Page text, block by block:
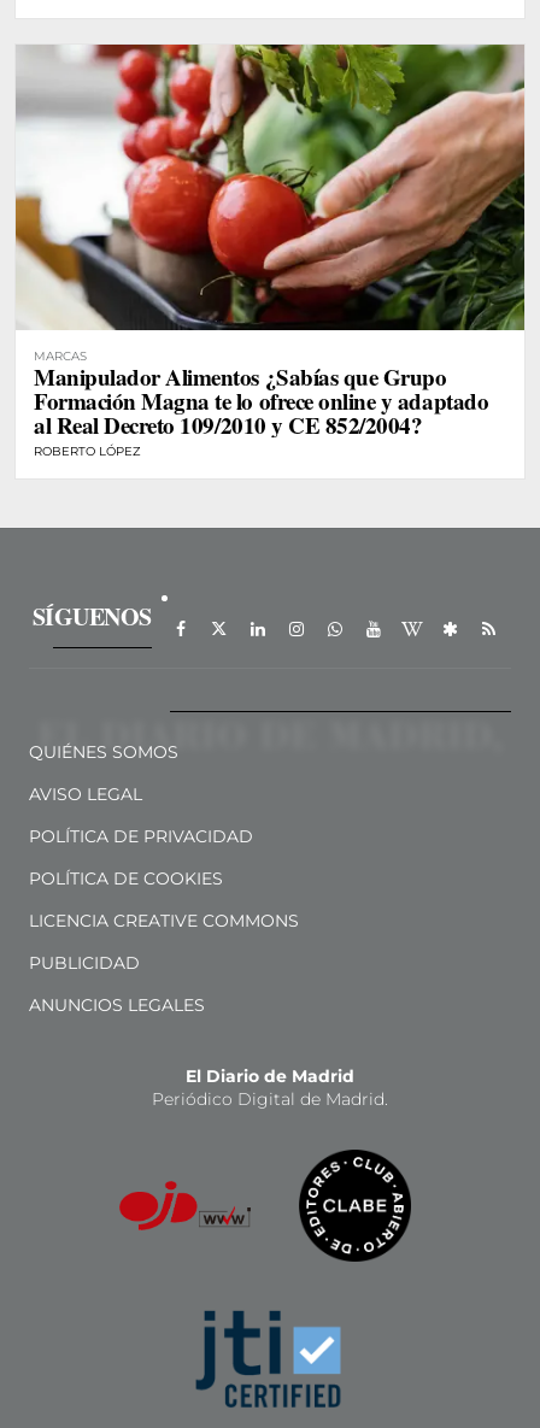
MARCAS
Manipulador Alimentos ¿Sabías que Grupo
Formación Magna te lo ofrece online y adaptado
al Real Decreto 109/2010 y CE 852/2004?
ROBERTO LÓPEZ
SÍGUENOS
QUIÉNES SOMOS
AVISO LEGAL
POLÍTICA DE PRIVACIDAD
POLÍTICA DE COOKIES
LICENCIA CREATIVE COMMONS
PUBLICIDAD
ANUNCIOS LEGALES
El Diario de Madrid
Periódico Digital de Madrid.